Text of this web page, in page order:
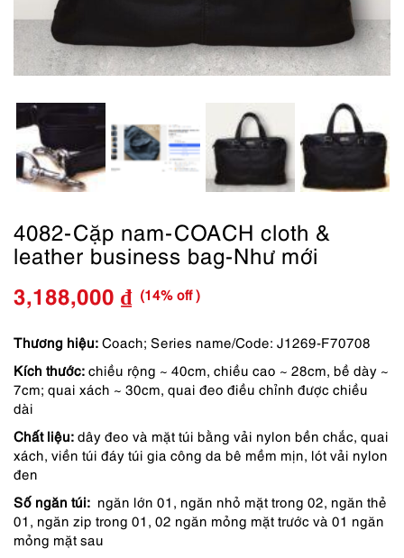
4082-Cặp nam-COACH cloth &
leather business bag-Như mới
Giá
gốc
là:
3,750,000 ₫.
3,188,000 ₫
Giá
hiện
tại
3,188,000 ₫.
(14% off )
Thương hiệu: Coach; Series name/Code: J1269-F70708
Kích thước: chiều rộng ~ 40cm, chiều cao ~ 28cm, bề dày ~
7cm; quai xách ~ 30cm, quai đeo điều chỉnh được chiều
dài
Chất liệu: dây đeo và mặt túi bằng vải nylon bền chắc, quai
xách, viền túi đáy túi gia công da bê mềm mịn, lót vải nylon
đen
Số ngăn túi: ngăn lớn 01, ngăn nhỏ mặt trong 02, ngăn thẻ
01, ngăn zip trong 01, 02 ngăn mỏng mặt trước và 01 ngăn
mỏng mặt sau